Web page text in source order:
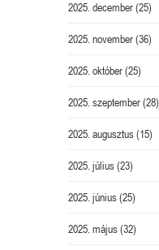
2025. december(25)
2025. november(36)
2025. október(25)
2025. szeptember(28)
2025. augusztus(15)
2025. július(23)
2025. június(25)
2025. május(32)